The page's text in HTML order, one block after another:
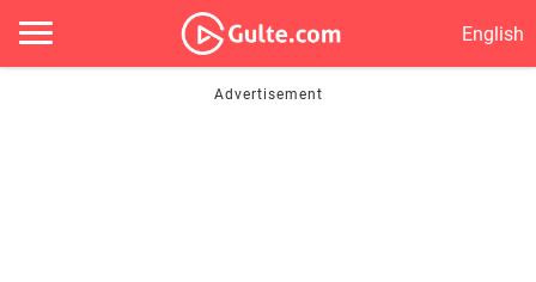
English